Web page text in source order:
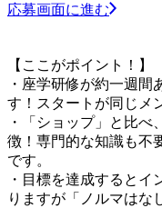
応募画面に進む
【ここがポイント！】
・座学研修が約一週間
す！スタートが同じメ
・「ショップ」と比べ
徴！専門的な知識も不
です。
・目標を達成すると
りますが「ノルマはな